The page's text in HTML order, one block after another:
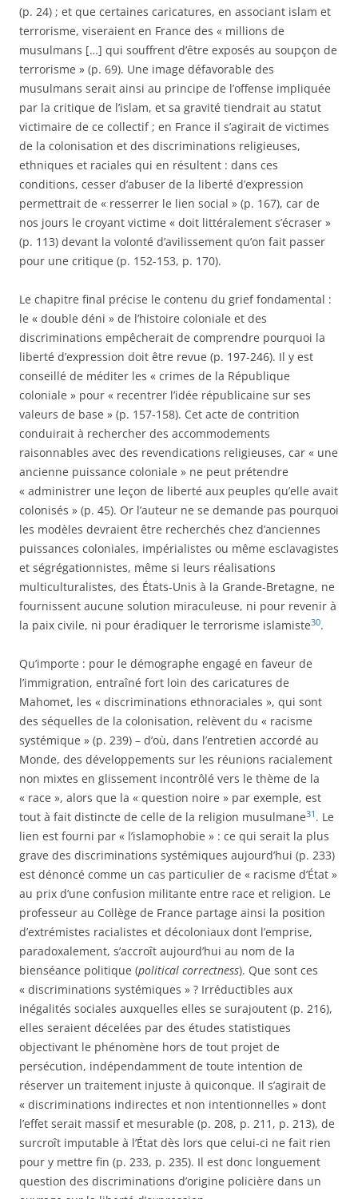
(p. 24) ; et que certaines caricatures, en associant islam et
terrorisme, viseraient en France des « millions de
musulmans […] qui souffrent d’être exposés au soupçon de
terrorisme » (p. 69). Une image défavorable des
musulmans serait ainsi au principe de l’offense impliquée
par la critique de l’islam, et sa gravité tiendrait au statut
victimaire de ce collectif ; en France il s’agirait de victimes
de la colonisation et des discriminations religieuses,
ethniques et raciales qui en résultent : dans ces
conditions, cesser d’abuser de la liberté d’expression
permettrait de « resserrer le lien social » (p. 167), car de
nos jours le croyant victime « doit littéralement s’écraser »
(p. 113) devant la volonté d’avilissement qu’on fait passer
pour une critique (p. 152-153, p. 170).
Le chapitre final précise le contenu du grief fondamental :
le « double déni » de l’histoire coloniale et des
discriminations empêcherait de comprendre pourquoi la
liberté d’expression doit être revue (p. 197-246). Il y est
conseillé de méditer les « crimes de la République
coloniale » pour « recentrer l’idée républicaine sur ses
valeurs de base » (p. 157-158). Cet acte de contrition
conduirait à rechercher des accommodements
raisonnables avec des revendications religieuses, car « une
ancienne puissance coloniale » ne peut prétendre
« administrer une leçon de liberté aux peuples qu’elle avait
colonisés » (p. 45). Or l’auteur ne se demande pas pourquoi
les modèles devraient être recherchés chez d’anciennes
puissances coloniales, impérialistes ou même esclavagistes
et ségrégationnistes, même si leurs réalisations
multiculturalistes, des États-Unis à la Grande-Bretagne, ne
fournissent aucune solution miraculeuse, ni pour revenir à
la paix civile, ni pour éradiquer le terrorisme islamiste30.
Qu’importe : pour le démographe engagé en faveur de
l’immigration, entraîné fort loin des caricatures de
Mahomet, les « discriminations ethnoraciales », qui sont
des séquelles de la colonisation, relèvent du « racisme
systémique » (p. 239) – d’où, dans l’entretien accordé au
Monde, des développements sur les réunions racialement
non mixtes en glissement incontrôlé vers le thème de la
« race », alors que la « question noire » par exemple, est
tout à fait distincte de celle de la religion musulmane31 . Le
lien est fourni par « l’islamophobie » : ce qui serait la plus
grave des discriminations systémiques aujourd’hui (p. 233)
est dénoncé comme un cas particulier de « racisme d’État »
au prix d’une confusion militante entre race et religion. Le
professeur au Collège de France partage ainsi la position
d’extrémistes racialistes et décoloniaux dont l’emprise,
paradoxalement, s’accroît aujourd’hui au nom de la
bienséance politique (political correctness). Que sont ces
« discriminations systémiques » ? Irréductibles aux
inégalités sociales auxquelles elles se surajoutent (p. 216),
elles seraient décelées par des études statistiques
objectivant le phénomène hors de tout projet de
persécution, indépendamment de toute intention de
réserver un traitement injuste à quiconque. Il s’agirait de
« discriminations indirectes et non intentionnelles » dont
l’effet serait massif et mesurable (p. 208, p. 211, p. 213), de
surcroît imputable à l’État dès lors que celui-ci ne fait rien
pour y mettre fin (p. 233, p. 235). Il est donc longuement
question des discriminations d’origine policière dans un